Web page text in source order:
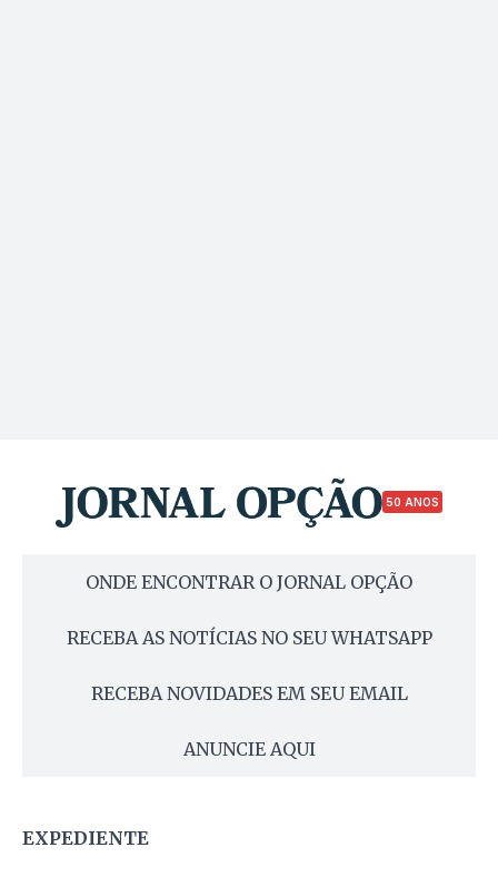
50 ANOS
ONDE ENCONTRAR O JORNAL OPÇÃO
RECEBA AS NOTÍCIAS NO SEU WHATSAPP
RECEBA NOVIDADES EM SEU EMAIL
ANUNCIE AQUI
EXPEDIENTE